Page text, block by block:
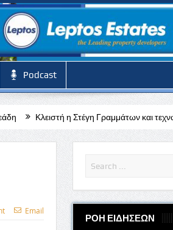
Podcast
Γραμμάτων και τεχνών για τις θερινές
Email
ΡΟΗ ΕΙΔΗΣΕΩΝ